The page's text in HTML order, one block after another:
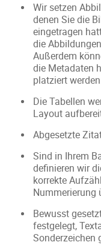
Wir setzen
denen Sie die
eingetragen
die
Außerdem
die Metadaten
platziert
Die Tabellen
Layout
Abgesetzte
Sind in Ihrem
definieren wir
korrekte
Nummerierung
Bewusst
festgelegt,
Sonderzeichen